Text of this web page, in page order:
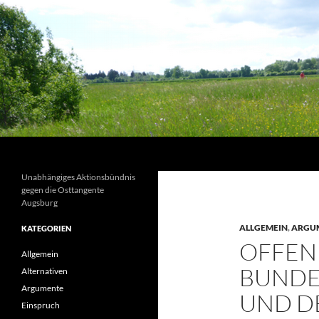
ALLGEMEIN,
UND
Unabhängiges Aktionsbündnis
gegen die Osttangente
Augsburg
KATEGORIEN
Allgemein
Alternativen
Argumente
Einspruch